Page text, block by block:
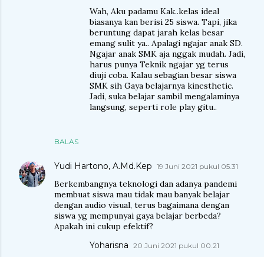
BALAS
Wah, Aku padamu Kak..kelas ideal
biasanya kan berisi 25 siswa. Tapi, jika
beruntung dapat jarah kelas besar
emang sulit ya.. Apalagi ngajar anak SD.
Ngajar anak SMK aja nggak mudah. Jadi,
harus punya Teknik ngajar yg terus
diuji coba. Kalau sebagian besar siswa
SMK sih Gaya belajarnya kinesthetic.
Jadi, suka belajar sambil mengalaminya
langsung, seperti role play gitu..
Yudi Hartono, A.Md.Kep 19 Juni 2021 pukul 05.31
Berkembangnya teknologi dan adanya pandemi
membuat siswa mau tidak mau banyak belajar
dengan audio visual, terus bagaimana dengan
siswa yg mempunyai gaya belajar berbeda?
Apakah ini cukup efektif?
Yoharisna 20 Juni 2021 pukul 00.21